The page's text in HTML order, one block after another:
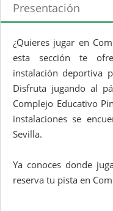
Presentación
¿Quieres jugar en
esta sección te
instalación deportiva
Disfruta jugando al
Complejo Educativo
instalaciones se
Sevilla.
Ya conoces donde
reserva tu pista en